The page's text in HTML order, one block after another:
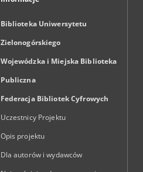
Biblioteka Uniwersytetu
Zielonogórskiego
Wojewódzka i Miejska Biblioteka
Publiczna
Federacja Bibliotek Cyfrowych
Uczestnicy Projektu
Opis projektu
Dla autorów i wydawców